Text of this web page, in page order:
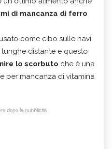
di mancanza di ferro
come cibo sulle navi
distante e questo
lo scorbuto che è una
per mancanza di vitamina
dopo la pubblicità